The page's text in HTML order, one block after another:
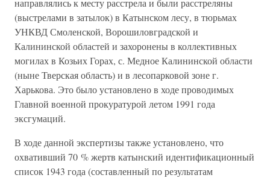
направлялись к месту расстрела и были расстреляны
(выстрелами в затылок) в Катынском лесу, в тюрьмах
УНКВД Смоленской, Ворошиловградской и
Калининской областей и захоронены в коллективных
могилах в Козьих Горах, с. Медное Калининской области
(ныне Тверская область) и в лесопарковой зоне г.
Харькова. Это было установлено в ходе проводимых
Главной военной прокуратурой летом 1991 года
эксгумаций.
В ходе данной экспертизы также установлено, что
охвативший 70 % жертв катынский идентификационный
список 1943 года (составленный по результатам